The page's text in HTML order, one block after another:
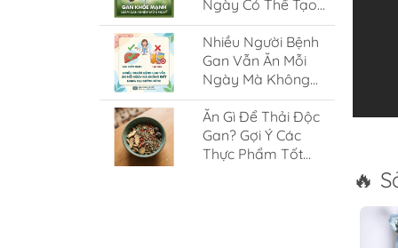
🔥
Ngày Có Thể Tạo
Nên Khác Biệt
Nhiều Người Bệnh
Gan Vẫn Ăn Mỗi
Ngày Mà Không
Biết Đang Hại Chính
Mình
Ăn Gì Để Thải Độc
Gan? Gợi Ý Các
Thực Phẩm Tốt